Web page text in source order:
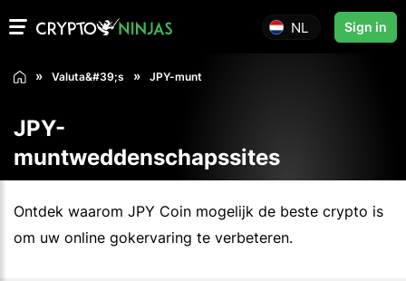
NL Sign in
Valuta&#39;s JPY-munt
JPY-
muntweddenschapssites
Ontdek waarom JPY Coin mogelijk de beste crypto is
om uw online gokervaring te verbeteren.